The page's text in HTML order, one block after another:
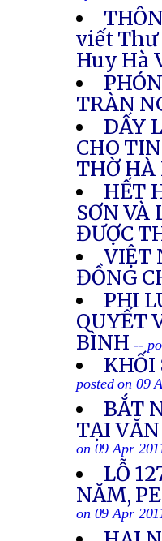
viết Thư
Huy Hà
TRÀN
DẤY
CHO
THỜ HÀ
HẾT
SƠN VÀ
ĐƯỢC
VIỆT
ĐỒNG
PHI
QUYẾT
BÌNH --
posted on 09
BẮT
TẠI
on 09 Apr
LỖ
NĂM,
on 09 Apr